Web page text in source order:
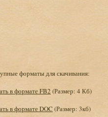
форматы для скачивания:
в формате FB2 (Размер: 4 Кб)
в формате DOC (Размер: 3кб)